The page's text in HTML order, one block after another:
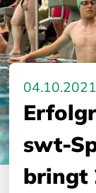
04.10.2021
swt-
bringt